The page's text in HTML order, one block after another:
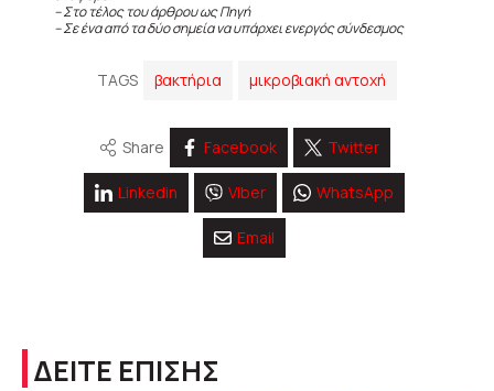
– Στο τέλος του άρθρου ως Πηγή
– Σε ένα από τα δύο σημεία να υπάρχει ενεργός σύνδεσμος
TAGS βακτήρια μικροβιακή αντοχή
Share Facebook Twitter
Linkedin Viber WhatsApp
Email
ΔΕΙΤΕ ΕΠΙΣΗΣ